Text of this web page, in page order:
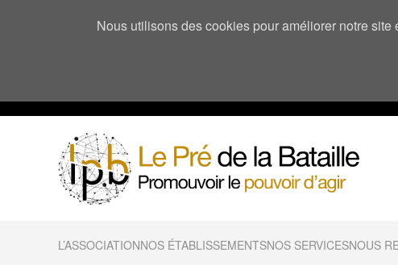
Nous utilisons des cookies pour améliorer notre
L’ASSOCIATIONNOS ÉTABLISSEMENTSNOS SERVICESNOUS